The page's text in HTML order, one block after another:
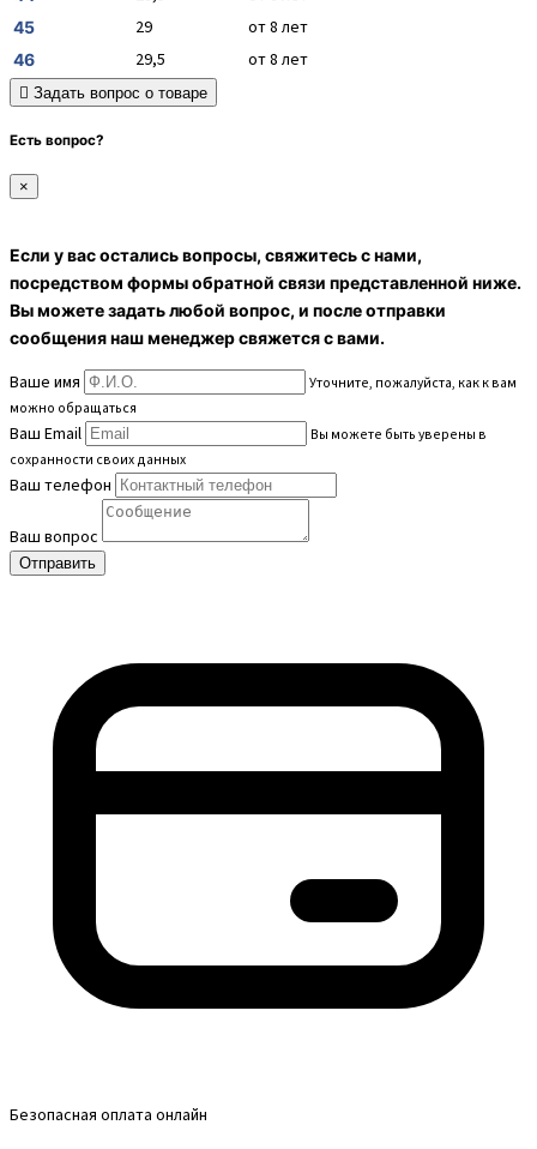
45 29 от 8 лет
46 29,5 от 8 лет
Задать вопрос о товаре
Есть вопрос?
×
Если у вас остались вопросы, свяжитесь с нами,
посредством формы обратной связи представленной ниже.
Вы можете задать любой вопрос, и после отправки
сообщения наш менеджер свяжется с вами.
Ваше имя
Уточните, пожалуйста, как к вам
можно обращаться
Ваш Email
Вы можете быть уверены в
сохранности своих данных
Ваш телефон
Ваш вопрос
Безопасная оплата онлайн